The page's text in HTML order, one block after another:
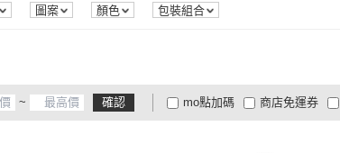
吊掛式(3)
無觸控螢幕(1
圖案 顏色 包裝組合
~ 確認 mo點加碼
大家電安心配
大家電快配
商店免運券